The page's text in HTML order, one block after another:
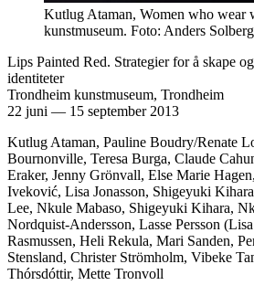
Kutlug Ataman, Women who wear
kunstmuseum. Foto: Anders
Lips Painted Red. Strategier for å skape
identiteter
Trondheim kunstmuseum, Trondheim
22 juni — 15 september 2013
Kutlug Ataman, Pauline Boudry/Renate
Bournonville, Teresa Burga, Claude
Eraker, Jenny Grönvall, Else Marie
Iveković, Lisa Jonasson, Shigeyuki
Lee, Nkule Mabaso, Shigeyuki Kihara,
Nordquist-Andersson, Lasse Persson
Rasmussen, Heli Rekula, Mari Sanden,
Stensland, Christer Strömholm, Vibeke
Thórsdóttir, Mette Tronvoll